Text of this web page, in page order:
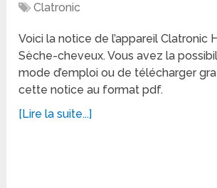
Clatronic
Voici la notice de l’appareil Clatronic
Sèche-cheveux. Vous avez la
mode d’emploi ou de télécharger
cette notice au format pdf.
[Lire la suite...]